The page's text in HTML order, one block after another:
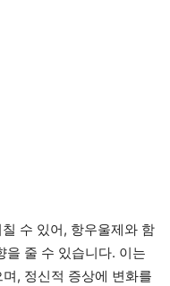
수 있어, 항우울제와 함
을 줄 수 있습니다. 이는
, 정신적 증상에 변화를